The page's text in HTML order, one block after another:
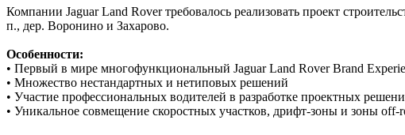
Компании Jaguar Land Rover требовалось реализовать проект
п., дер. Воронино и Захарово.
Особенности:
• Первый в мире многофункциональный Jaguar Land Rover Brand
• Множество нестандартных и нетиповых решений
• Участие профессиональных водителей в разработке проектных
• Уникальное совмещение скоростных участков, дрифт-зоны и зоны